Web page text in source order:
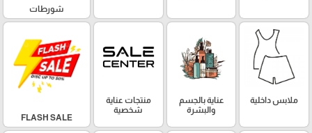
شورطات
ملابس داخلية
عناية بالجسم
والبشرة
منتجات عناية
شخصية
FLASH SALE